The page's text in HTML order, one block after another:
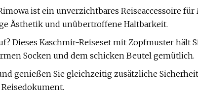
ist ein unverzichtbares Reiseaccessoire für
Ästhetik und unübertroffene Haltbarkeit.
Dieses Kaschmir-Reiseset mit Zopfmuster hält
Socken und dem schicken Beutel gemütlich.
genießen Sie gleichzeitig zusätzliche